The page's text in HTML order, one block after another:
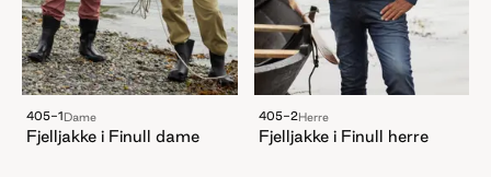
405-1Dame
Fjelljakke i Finull dame
405-2Herre
Fjelljakke i Finull herre